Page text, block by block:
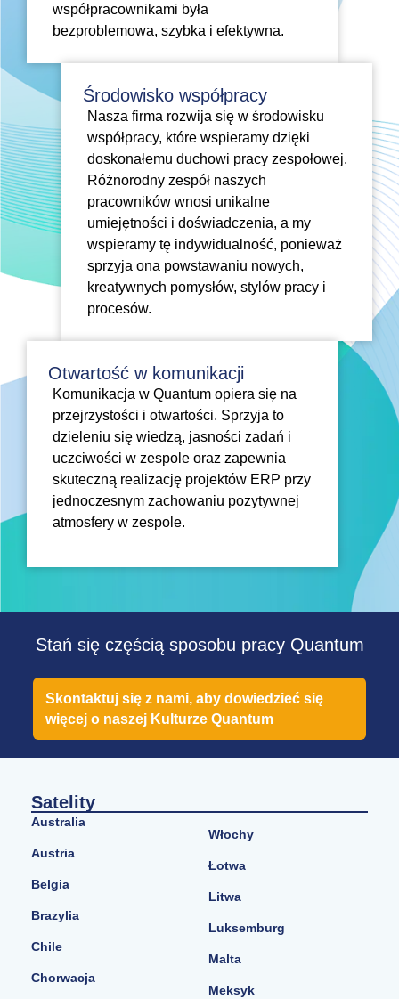
współpracownikami była
bezproblemowa, szybka i efektywna.
Środowisko współpracy
Nasza firma rozwija się w środowisku
współpracy, które wspieramy dzięki
doskonałemu duchowi pracy zespołowej.
Różnorodny zespół naszych
pracowników wnosi unikalne
umiejętności i doświadczenia, a my
wspieramy tę indywidualność, ponieważ
sprzyja ona powstawaniu nowych,
kreatywnych pomysłów, stylów pracy i
procesów.
Otwartość w komunikacji
Komunikacja w Quantum opiera się na
przejrzystości i otwartości. Sprzyja to
dzieleniu się wiedzą, jasności zadań i
uczciwości w zespole oraz zapewnia
skuteczną realizację projektów ERP przy
jednoczesnym zachowaniu pozytywnej
atmosfery w zespole.
Stań się częścią sposobu pracy Quantum
Skontaktuj się z nami, aby dowiedzieć się
więcej o naszej Kulturze Quantum
Satelity
Australia
Austria
Belgia
Brazylia
Chile
Chorwacja
Włochy
Łotwa
Litwa
Luksemburg
Malta
Meksyk